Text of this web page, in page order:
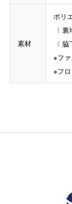
素材
ポリ
〈
〈
※フ
※フ